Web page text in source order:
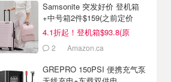
Samsonite 突发好价 登机箱
+中号箱2件$159(之前定价
$434)
4.1折起！登机箱$93.8(原
$134)
2 Amazon.ca
GREPRO 150PSI 便携充气泵